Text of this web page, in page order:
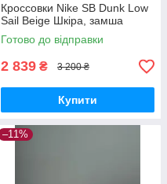
Кроссовки Nike SB Dunk Low
Sail Beige Шкіра, замша
Готово до відправки
2 839 ₴ 3 200 ₴
Купити
–11%